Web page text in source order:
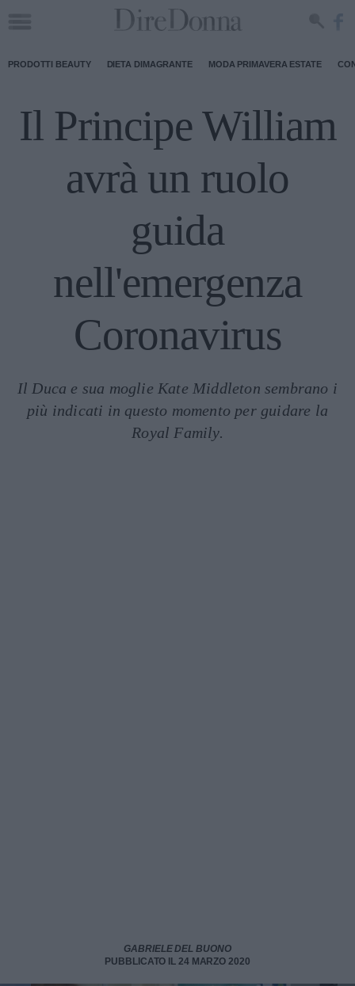
PRODOTTI BEAUTY DIETA DIMAGRANTE MODA PRIMAVERA ESTATE
Il Principe William
avrà un ruolo
guida
nell'emergenza
Coronavirus
Il Duca e sua moglie Kate Middleton sembrano i
più indicati in questo momento per guidare la
Royal Family.
GABRIELE DEL BUONO
PUBBLICATO IL 24 MARZO 2020